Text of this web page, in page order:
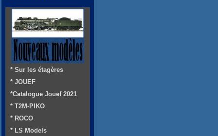
* Sur les étagères
* JOUEF
*Catalogue Jouef 2021
* T2M-PIKO
* ROCO
* LS Models